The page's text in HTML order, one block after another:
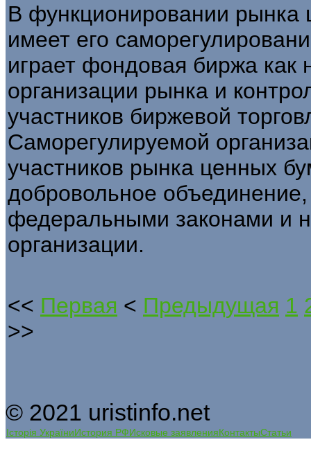
В функционировании рынка
имеет его
играет фондовая биржа
организации рынка и
участников биржевой
Саморегулируемой
участников рынка ценных
добровольное
федеральными законами и
организации.
<< Первая < Предыдущая 1
>>
© 2021 uristinfo.net
Історія УкраїниИстория РФИсковые заявленияКонтактыСтатьи